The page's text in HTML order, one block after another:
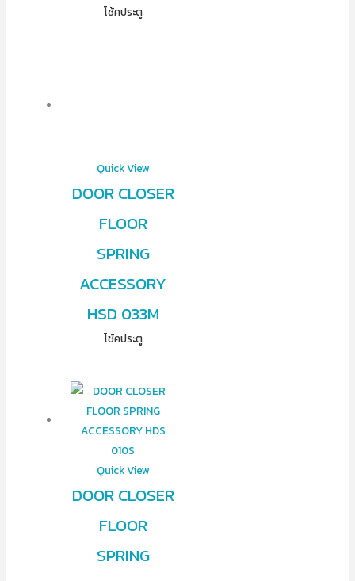
โช้คประตู
Quick View
DOOR CLOSER
FLOOR
SPRING
ACCESSORY
HSD 033M
โช้คประตู
Quick View
DOOR CLOSER
FLOOR
SPRING